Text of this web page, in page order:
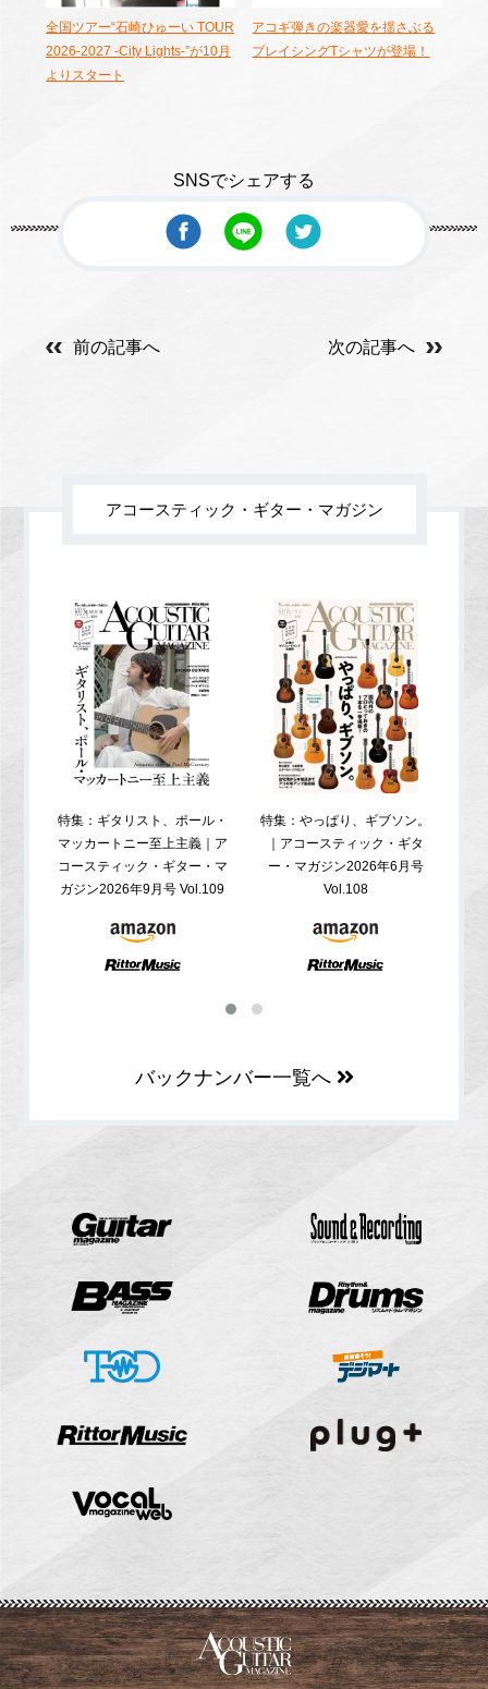
全国ツアー“石崎ひゅーい TOUR
2026-2027 -City Lights-”が10月
よりスタート
アコギ弾きの楽器愛を揺さぶる
ブレイシングTシャツが登場！
SNSでシェアする
前の記事へ 次の記事へ
アコースティック・ギター・マガジン
特集：ギタリスト、ポール・
マッカートニー至上主義｜ア
コースティック・ギター・マ
ガジン2026年9月号 Vol.109
特集：やっぱり、ギブソン。
｜アコースティック・ギタ
ー・マガジン2026年6月号
Vol.108
バックナンバー一覧へ